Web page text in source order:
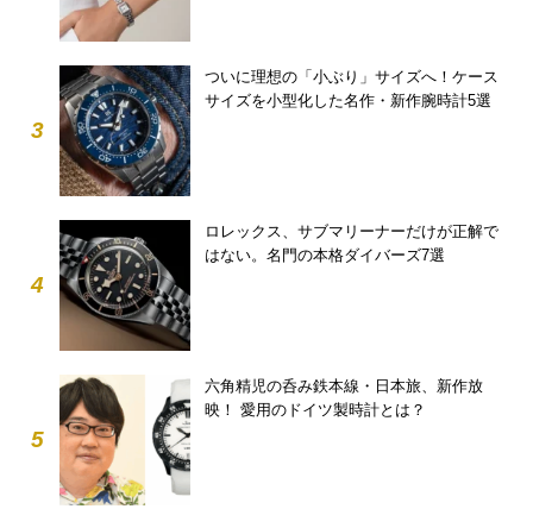
3
ついに理想の「小ぶり」サイズへ！ケース
サイズを小型化した名作・新作腕時計5選
4
ロレックス、サブマリーナーだけが正解で
はない。名門の本格ダイバーズ7選
5
六角精児の呑み鉄本線・日本旅、新作放
映！ 愛用のドイツ製時計とは？